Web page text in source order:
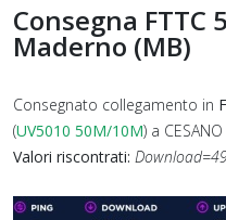
Consegna FTTC
Maderno (MB)
Consegnato collegamento in
(UV5010 50M/10M) a
Valori riscontrati: